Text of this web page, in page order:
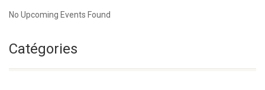
No Upcoming Events Found
Catégories